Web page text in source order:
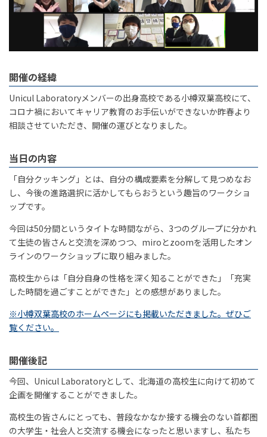
開催の経緯
Unicul Laboratoryメンバーの出身高校である小樽双葉高校にて、
コロナ禍においてキャリア教育のお手伝いができないか昨春より
相談させていただき、開催の運びとなりました。
当日の内容
「自分クッキング」とは、自分の構成要素を分解して見つめなお
し、今後の進路選択に活かしてもらおうという趣旨のワークショ
ップです。
今回は50分間というタイトな時間ながら、3つのグループに分かれ
て生徒の皆さんと交流を深めつつ、miroとzoomを活用したオン
ラインのワークショップに取り組みました。
高校生からは「自分自身の性格を深く知ることができた」「充実
した時間を過ごすことができた」との感想がありました。
※小樽双葉高校のホームページにも掲載いただきました。ぜひご
覧ください。
開催後記
今回、Unicul Laboratoryとして、北海道の高校生に向けて初めて
企画を開催することができました。
高校生の皆さんにとっても、普段なかなか接する機会のない首都圏
の大学生・社会人と交流する機会になったと思いますし、私たち